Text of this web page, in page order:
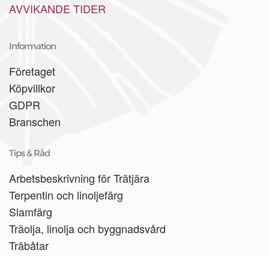
AVVIKANDE TIDER
Information
Företaget
Köpvillkor
GDPR
Branschen
Tips & Råd
Arbetsbeskrivning för Trätjära
Terpentin och linoljefärg
Slamfärg
Träolja, linolja och byggnadsvård
Träbåtar